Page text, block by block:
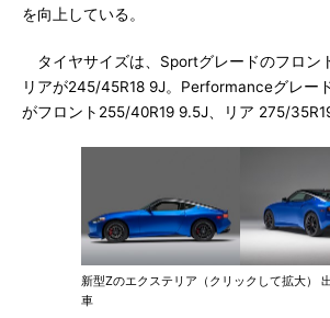
を向上している。
タイヤサイズは、Sportグレードのフロン
リアが245/45R18 9J。Performanceグレー
がフロント255/40R19 9.5J、リア 275/
新型Zのエクステリア（クリックして拡大）
車